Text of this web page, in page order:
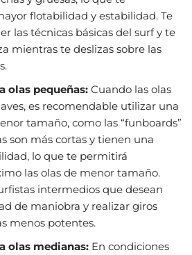
flotabilidad y estabilidad. Te
las técnicas básicas del surf y te
mientras te deslizas sobre las
olas pequeñas: Cuando las olas
es recomendable utilizar una
tamaño, como las “funboards”
son más cortas y tienen una
lo que te permitirá
las olas de menor tamaño.
intermedios que desean
de maniobra y realizar giros
menos potentes.
olas medianas: En condiciones